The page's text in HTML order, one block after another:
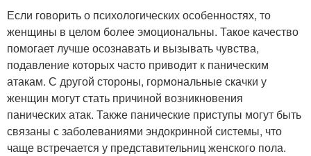
Если говорить о психологических особенностях, то
женщины в целом более эмоциональны. Такое качество
помогает лучше осознавать и вызывать чувства,
подавление которых часто приводит к паническим
атакам. С другой стороны, гормональные скачки у
женщин могут стать причиной возникновения
панических атак. Также панические приступы могут быть
связаны с заболеваниями эндокринной системы, что
чаще встречается у представительниц женского пола.